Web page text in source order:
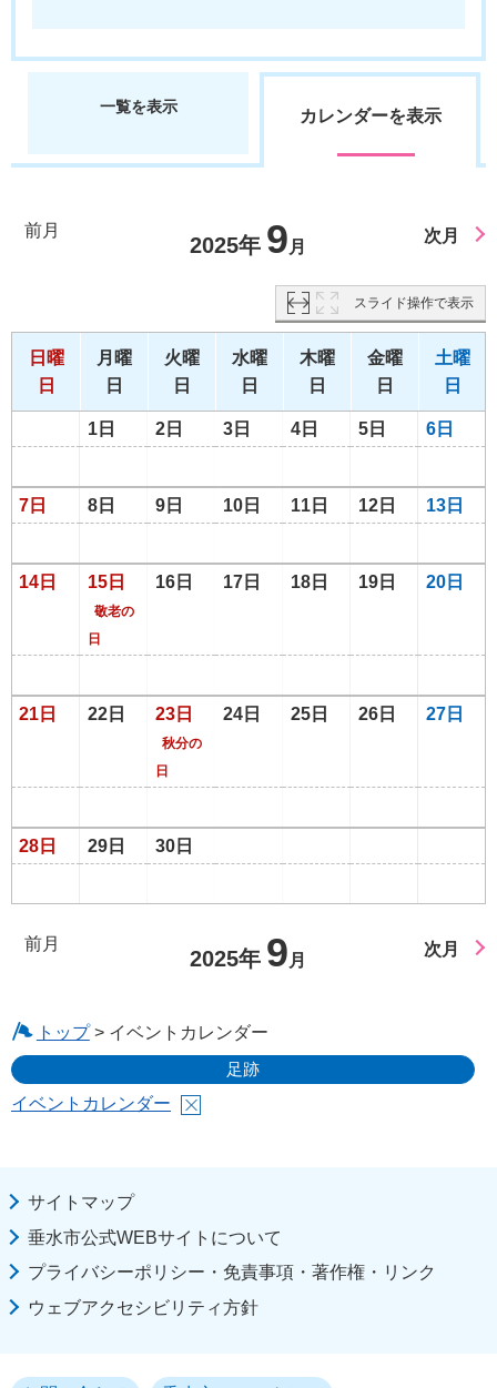
一覧を表示 カレンダーを表示
前月
2025年 9 月
次月
スライド操作で表示
日曜
日
月曜
日
火曜
日
水曜
日
木曜
日
金曜
日
土曜
日
1日 2日 3日 4日 5日 6日
7日 8日 9日 10日 11日 12日 13日
14日 15日
敬老の
日
16日 17日 18日 19日 20日
21日 22日 23日
秋分の
日
24日 25日 26日 27日
28日 29日 30日
前月
2025年 9 月
次月
トップ> イベントカレンダー
足跡
イベントカレンダー
サイトマップ
垂水市公式WEBサイトについて
プライバシーポリシー・免責事項・著作権・リンク
ウェブアクセシビリティ方針